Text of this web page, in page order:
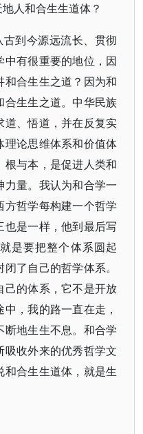
人和合生生道体？
古到今源远流长、贯彻
有很重要的地位，因
合生生之道？因为和
生生之道。中华民族
、悟道，并在反复实
理论思维体系和价值体
与本，是促进人类和
量。我认为和合学一
哲学每构建一个哲学
是一样，他到最后写
是要把整个体系圆起
了自己的哲学体系。
的体系，它不是开放
，我的路一直在走，
地生生不息。和合学
收外来的优秀哲学文
合生生道体，就是生